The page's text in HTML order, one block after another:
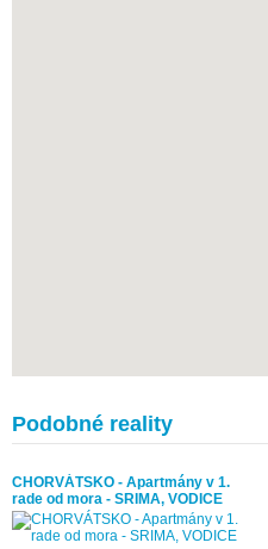
Podobné reality
CHORVÁTSKO - Apartmány v 1.
rade od mora - SRIMA, VODICE